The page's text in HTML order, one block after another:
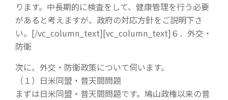
ります。中長期的に検査をして、健康管理を行う必要
があると考えますが、政府の対応方針をご説明下さ
い。[/vc_column_text][vc_column_text]６．外交・
防衛
次に、外交・防衛政策について伺います。
（１）日米同盟・普天間問題
まずは日米同盟・普天間問題です。鳩山政権以来の普